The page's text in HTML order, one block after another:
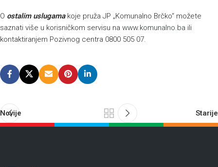
O ostalim uslugamakoje pruža JP „Komunalno Brčko“ možete
saznati više u korisničkom servisu na www.komunalno.ba ili
kontaktiranjem Pozivnog centra 0800 505 07.
Novije Starije